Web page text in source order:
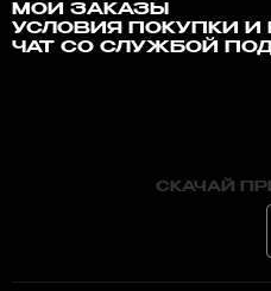
МОИ ЗАКАЗЫ
УСЛОВИЯ ПОКУПКИ И
ЧАТ СО СЛУЖБОЙ
СКАЧАЙ